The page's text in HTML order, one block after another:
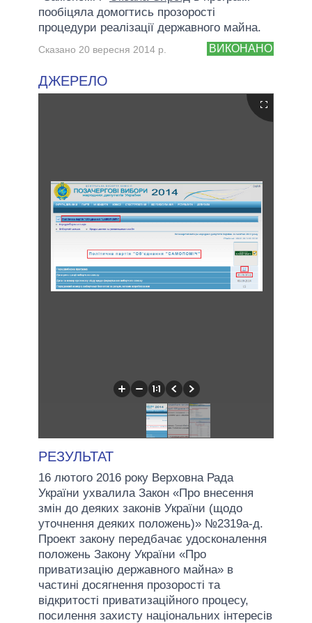
пообіцяла домогтись прозорості
процедури реалізації державного майна.
ВИКОНАНО
Сказано 20 вересня 2014 р.
ДЖЕРЕЛО
РЕЗУЛЬТАТ
16 лютого 2016 року Верховна Рада
України ухвалила Закон «Про внесення
змін до деяких законів України (щодо
уточнення деяких положень)» №2319а-д.
Проект закону передбачає удосконалення
положень Закону України «Про
приватизацію державного майна» в
частині досягнення прозорості та
відкритості приватизаційного процесу,
посилення захисту національних інтересів